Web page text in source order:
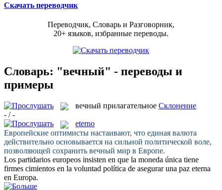
Скачать переводчик
Переводчик, Словарь и Разговорник,
20+ языков, избранные переводы.
Словарь: "вечный" - переводы и
примеры
вечный прилагательное Склонение
- / -
eterno
Европейские оптимисты настаивают, что единая валюта
действительно основывается на сильной политической воле,
позволяющей сохранить вечный мир в Европе.
Los partidarios europeos insisten en que la moneda única tiene
firmes cimientos en la voluntad política de asegurar una paz eterna
en Europa.